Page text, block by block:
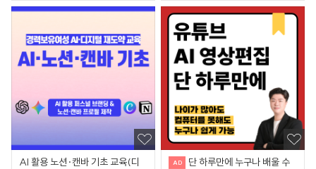
AI 활용 노션·캔바 기초 교육(디
단 하루만에 누구나 배울 수